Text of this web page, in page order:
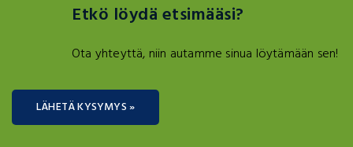
Etkö löydä etsimääsi?
Ota yhteyttä, niin autamme sinua löytämään sen!
LÄHETÄ KYSYMYS »